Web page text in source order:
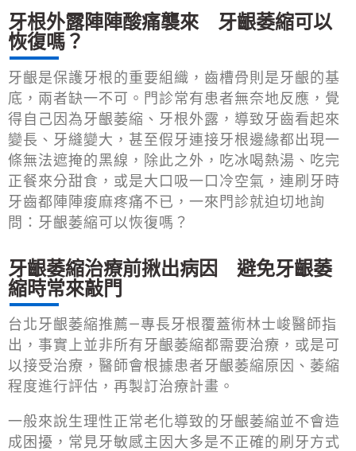
牙根外露陣陣酸痛襲來 牙齦萎縮可以
恢復嗎？
牙齦是保護牙根的重要組織，齒槽骨則是牙齦的基
底，兩者缺一不可。門診常有患者無奈地反應，覺
得自己因為牙齦萎縮、牙根外露，導致牙齒看起來
變長、牙縫變大，甚至假牙連接牙根邊緣都出現一
條無法遮掩的黑線，除此之外，吃冰喝熱湯、吃完
正餐來分甜食，或是大口吸一口冷空氣，連刷牙時
牙齒都陣陣痠麻疼痛不已，一來門診就迫切地詢
問：牙齦萎縮可以恢復嗎？
牙齦萎縮治療前揪出病因 避免牙齦萎
縮時常來敲門
台北牙齦萎縮推薦—專長牙根覆蓋術林士峻醫師指
出，事實上並非所有牙齦萎縮都需要治療，或是可
以接受治療，醫師會根據患者牙齦萎縮原因、萎縮
程度進行評估，再製訂治療計畫。
一般來說生理性正常老化導致的牙齦萎縮並不會造
成困擾，常見牙敏感主因大多是不正確的刷牙方式